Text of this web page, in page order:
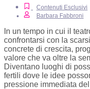
Contenuti Esclusivi
Barbara Fabbroni
In un tempo in cui il
confrontarsi con la
concrete di crescita,
valore che va oltre la
Diventano luoghi di
fertili dove le idee
pressione immediata